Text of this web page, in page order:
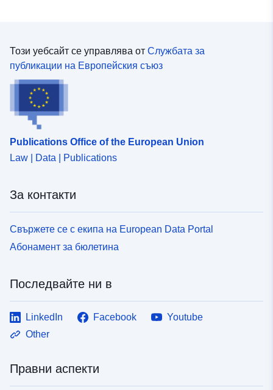
Този уебсайт се управлява от Службата за
публикации на Европейския съюз
Publications Office of the European Union
Law | Data | Publications
За контакти
Свържете се с екипа на European Data Portal
Абонамент за бюлетина
Последвайте ни в
LinkedIn Facebook
Youtube
Other
Правни аспекти